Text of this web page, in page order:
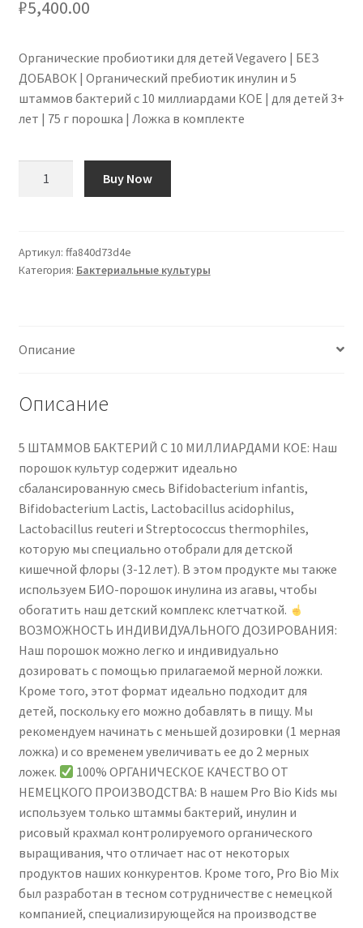
₽5,400.00
Органические пробиотики для детей Vegavero | БЕЗ
ДОБАВОК | Органический пребиотик инулин и 5
штаммов бактерий с 10 миллиардами КОЕ | для детей 3+
лет | 75 г порошка | Ложка в комплекте
for
Kids
Additives
Prebiotic
and
5
Bacterial
Strains
with
10
Billion
CFU
|
for
Children
3+
Years
|
75g
Powder
|
Spoon
Included
Buy Now
Артикул: ffa840d73d4e
Категория: Бактериальные культуры
Описание
Описание
5 ШТАММОВ БАКТЕРИЙ С 10 МИЛЛИАРДАМИ КОЕ: Наш
порошок культур содержит идеально
сбалансированную смесь Bifidobacterium infantis,
Bifidobacterium Lactis, Lactobacillus acidophilus,
Lactobacillus reuteri и Streptococcus thermophiles,
которую мы специально отобрали для детской
кишечной флоры (3-12 лет). В этом продукте мы также
используем БИО-порошок инулина из агавы, чтобы
обогатить наш детский комплекс клетчаткой.
ВОЗМОЖНОСТЬ ИНДИВИДУАЛЬНОГО ДОЗИРОВАНИЯ:
Наш порошок можно легко и индивидуально
дозировать с помощью прилагаемой мерной ложки.
Кроме того, этот формат идеально подходит для
детей, поскольку его можно добавлять в пищу. Мы
рекомендуем начинать с меньшей дозировки (1 мерная
ложка) и со временем увеличивать ее до 2 мерных
ложек.
100% ОРГАНИЧЕСКОЕ КАЧЕСТВО ОТ
НЕМЕЦКОГО ПРОИЗВОДСТВА: В нашем Pro Bio Kids мы
используем только штаммы бактерий, инулин и
рисовый крахмал контролируемого органического
выращивания, что отличает нас от некоторых
продуктов наших конкурентов. Кроме того, Pro Bio Mix
был разработан в тесном сотрудничестве с немецкой
компанией, специализирующейся на производстве